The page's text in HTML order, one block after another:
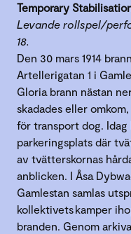
Temporary
Levande rollspel/
18.
Den 30 mars 1914
Artellerigatan 1 i
Gloria brann nästan
skadades eller
för transport dog. Idag
parkeringsplats där
av tvätterskornas
anblicken. I Åsa
Gamlestan samlas
kollektivets kamper
branden. Genom